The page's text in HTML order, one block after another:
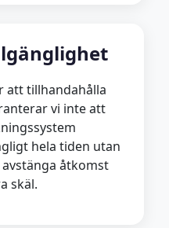
att tillhandahålla
vi inte att
hela tiden utan
åtkomst
skäl.